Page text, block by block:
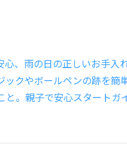
、雨の日の正しいお手入
クやボールペンの跡を簡
と。親子で安心スタートガ